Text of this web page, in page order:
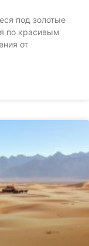
под золотые
по красивым
от